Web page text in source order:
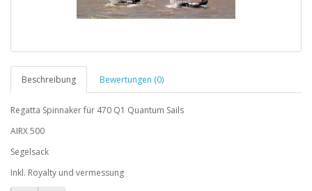
Beschreibung Bewertungen (0)
Regatta Spinnaker für 470 Q1 Quantum Sails
AIRX 500
Segelsack
Inkl. Royalty und vermessung